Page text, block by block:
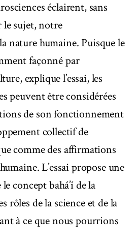
éclairent, sans
le sujet, notre
nature humaine. Puisque le
façonné par
explique l’essai, les
peuvent être considérées
de son fonctionnement
collectif de
comme des affirmations
L’essai propose une
concept bahá’í de la
rôles de la science et de la
à ce que nous pourrions